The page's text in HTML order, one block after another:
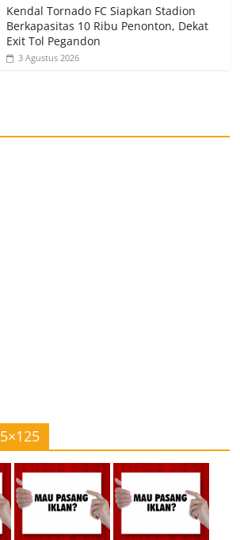
Kendal Tornado FC Siapkan Stadion
Berkapasitas 10 Ribu Penonton, Dekat
Exit Tol Pegandon
3 Agustus 2026